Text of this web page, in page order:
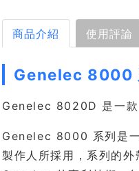
商品介紹 使用評論
Genelec 8000
Genelec 8020D 是一款
Genelec 8000 系列是一
製作人所採用，系列的